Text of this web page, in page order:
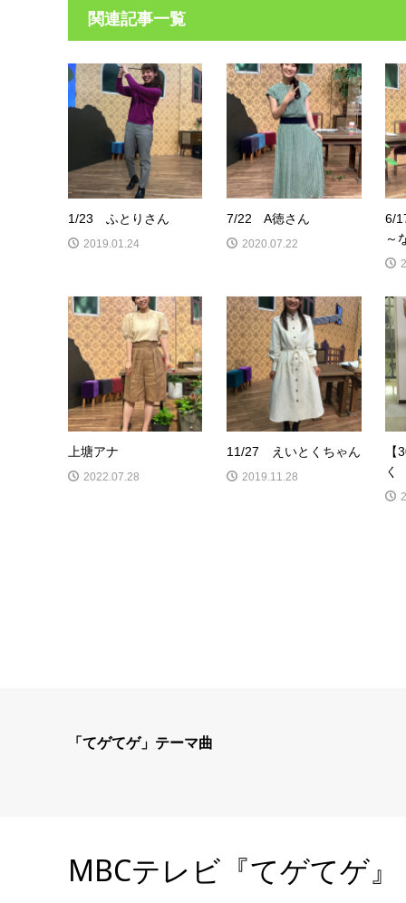
関連記事一覧
1/23 ふとりさん
2019.01.24
7/22 A徳さん
2020.07.22
6/
～
上塘アナ
2022.07.28
11/27 えいとくちゃん
2019.11.28
く
「てゲてゲ」テーマ曲
MBCテレビ『てゲてゲ』